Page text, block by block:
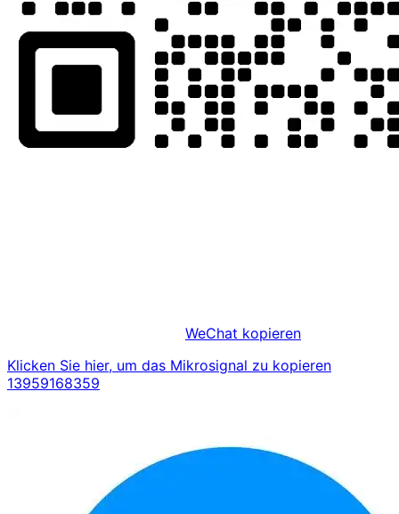
WeChat kopieren
Klicken Sie hier, um das Mikrosignal zu kopieren
13959168359